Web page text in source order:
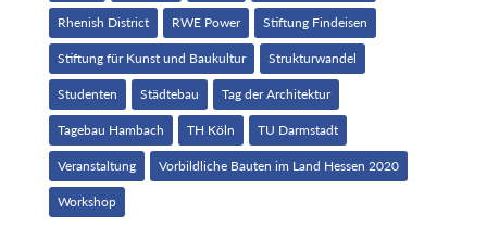
Rhenish District RWE Power Stiftung Findeisen
Stiftung für Kunst und Baukultur Strukturwandel
Studenten Städtebau Tag der Architektur
Tagebau Hambach TH Köln TU Darmstadt
Veranstaltung Vorbildliche Bauten im Land Hessen 2020
Workshop